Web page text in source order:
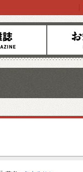
お知らせ